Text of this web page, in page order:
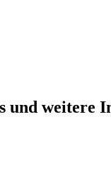
und weitere